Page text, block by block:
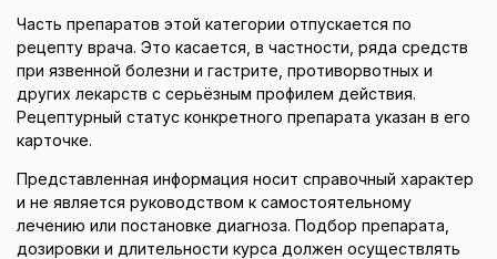
Часть препаратов этой категории отпускается по
рецепту врача. Это касается, в частности, ряда средств
при язвенной болезни и гастрите, противорвотных и
других лекарств с серьёзным профилем действия.
Рецептурный статус конкретного препарата указан в его
карточке.
Представленная информация носит справочный характер
и не является руководством к самостоятельному
лечению или постановке диагноза. Подбор препарата,
дозировки и длительности курса должен осуществлять